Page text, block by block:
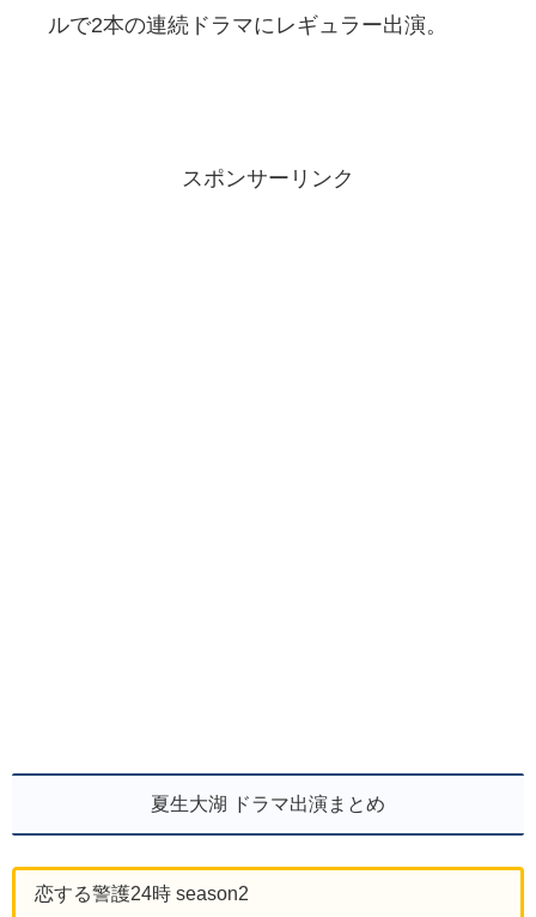
ルで2本の連続ドラマにレギュラー出演。
スポンサーリンク
夏生大湖 ドラマ出演まとめ
恋する警護24時 season2